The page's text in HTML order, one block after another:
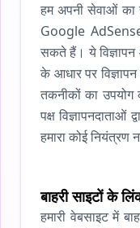
हम अपनी सेवाओं का
Google AdSense
सकते हैं। ये
के आधार पर
तकनीकों का
पक्ष विज्ञापनदाताओं
हमारा कोई नियंत्रण
बाहरी साइटों के
हमारी वेबसाइट में